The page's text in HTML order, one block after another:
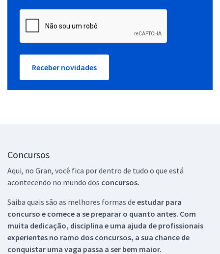
Receber novidades
Concursos
Aqui, no Gran, você fica por dentro de tudo o que está
acontecendo no mundo dos concursos.
Saiba quais são as melhores formas de estudar para
concurso e comece a se preparar o quanto antes. Com
muita dedicação, disciplina e uma ajuda de profissionais
experientes no ramo dos concursos, a sua chance de
conquistar uma vaga passa a ser bem maior.